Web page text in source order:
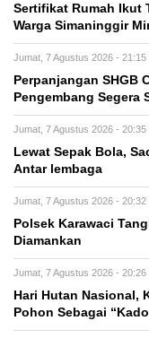
Sertifikat Rumah Ikut
Warga Simaninggir
Jumat, 7 Agustus 2026 - 21:15
Perpanjangan SHGB
Pengembang Segera
Jumat, 7 Agustus 2026 - 20:35
Lewat Sepak Bola,
Antar lembaga
Jumat, 7 Agustus 2026 - 20:32
Polsek Karawaci
Diamankan
Jumat, 7 Agustus 2026 - 20:26
Hari Hutan Nasional,
Pohon Sebagai